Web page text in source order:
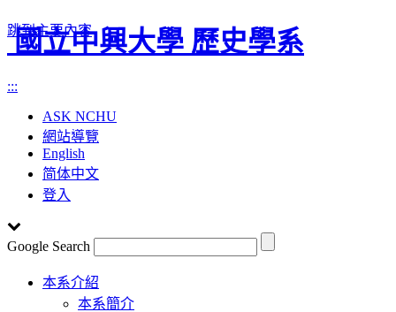
跳到主要內容
國立中興大學 歷史學系
:::
ASK NCHU
網站導覽
English
简体中文
登入
Google Search
Toggle
navigation
本系介紹
本系簡介